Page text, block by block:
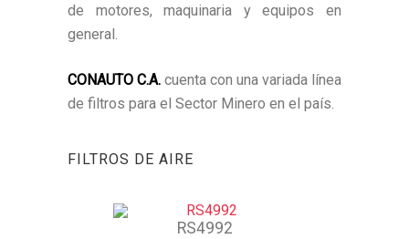
de motores, maquinaria y equipos en
general.
CONAUTO C.A. cuenta con una variada línea
de filtros para el Sector Minero en el país.
FILTROS DE AIRE
RS4992